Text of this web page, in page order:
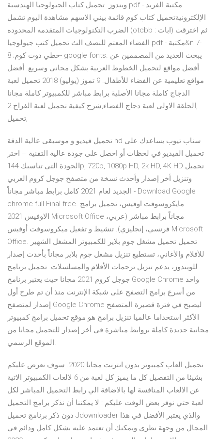
ويندوز تحميل كتاب الجيولوجيا الهندسية pdf - مكتبة الفريد
الإلكترونيةتحميل كتاب كوم قائمة بيني الاسهم مشاهدة اليوم تشمل
الضرب التكنولوجيات المتقدمه المحدوده (otcbb : ابات) ثم اخترقت
الفضاء المعتم للنصف الث تحميل كتب جيولوجيا pdf - مكتبة&n 7-
خطي دوت كوم; 8- google fonts. يبحث العديد من المصممين عن
أفضل مواقع لتحميل الخطوط العربية بشكل مجاني وسريع. أفضل
مواقع تعليمية عن الفضاء للأطفال. 9 تموز (يوليو) 2018 تحميل لعبة
الدجاج كاملة مجانا الأصلية برابط مباشر للكمبيوتر كاملة مجانا
,الحلقة الاولى لعبة دجاج الفضاء,شرح كيفية تحميل لعبة الفراخ 2
تحميل فيديو و موسيقى عالية الدقة hd سناب تيوب يساعدك على
تحميل الفيديو في لحظات أو احصل على جودة عالية التقنية – اختر
الجودة التي تناسبك 144p, 720p, 1080p HD, 2k HD, 4K HD تحميل
وتنزيل أخر إصدار وأحدث نسخة من متصفح جوجل كروم العربي
الجديد لعام 2021 كامل برابط مباشر مجاناً - Download Google
chrome full Final free. مايكروسوفت اوفيس، تحميل برامج
الاوفيس 2021 Microsoft Office مجاناً برابط مباشر (عربي،
فرنسي، إنجليزي). تنشيط و تفعيل ميكروسوفت أوفيس Microsoft
Office. تحميل تحميل مشغل جوم بلاير للكمبيوتر المشغل الشهير
للأفلام والأغاني، تستطيع تنزيل مشغل جوم بلاير مجاناً بأحدث إصدار
للويندوز، يدعم تنزيل ترجمات الأفلام والمسلسلات. تحميل برنامج
جوجل كروم 2021 مجانا حيث يعتبر برنامج Google Chrome واحد
من أسرع برامج التصفح على شبكة الإنترنت منذ أن تم طرح أول
إصدار لمتصفح Google Chrome ليصبح في فترة قصيرة المتصفح
الأكثر استخداما عالميا تنزيل برامج هو موقع تحميل برامج كمبيوتر
مجانية جديدة كاملة بروابط مباشرة في أخر إصدار للتحميل مجانا من
الموقع الرسمي.
تحميل العاب كمبيوتر بدون انترنت مجانا 2020. سوف نعرض عليكم
بشيئا من التفصيل كل ما يميز كل لعبة من 6 لالعاب الكمبيوتر الاتية
عن الالعاب المنافسة لها بالاضافة الي رابط التحميل المباشر لكل
لعبة حتي نوفر بعض الوقت عليكم : لا يمكننا أن نذكر برامج التحميل
دون ذكر برنامج تحميل Jdownloader والذي يعتبر الأفضل في هذا
المجال من وجهة نظري ويمكنك أن تعتمد عليه بشكل كامل ودائم في